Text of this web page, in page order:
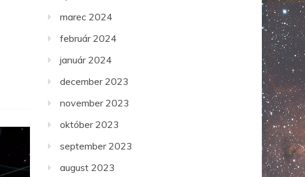
marec 2024
február 2024
január 2024
december 2023
november 2023
október 2023
september 2023
august 2023